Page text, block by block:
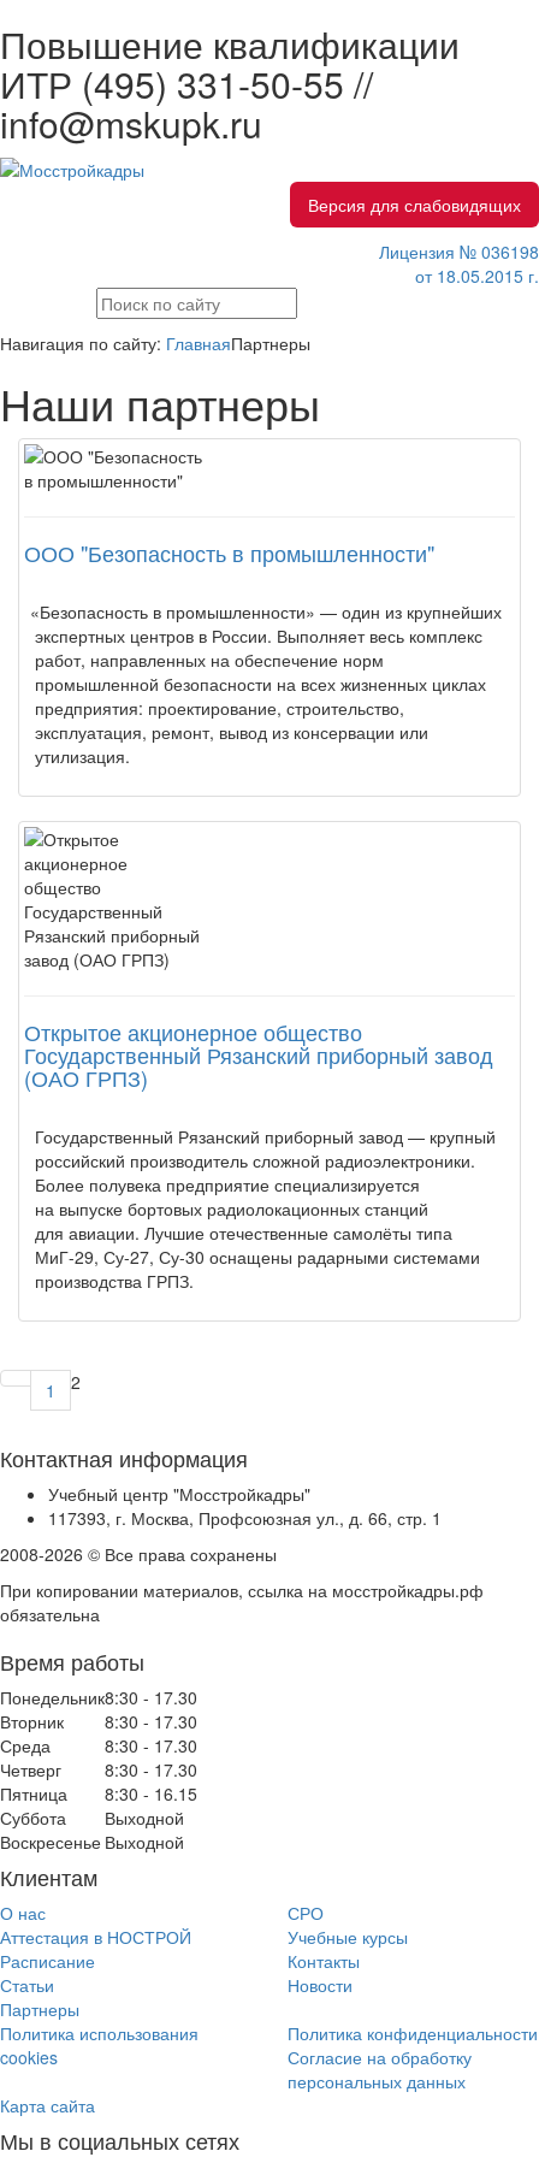
Повышение квалификации
ИТР (495) 331-50-55 //
info@mskupk.ru
Версия для слабовидящих
Лицензия № 036198
от 18.05.2015 г.
Навигация по сайту: ГлавнаяПартнеры
Наши партнеры
ООО "Безопасность в промышленности"
«Безопасность в промышленности» — один из крупнейших
экспертных центров в России. Выполняет весь комплекс
работ, направленных на обеспечение норм
промышленной безопасности на всех жизненных циклах
предприятия: проектирование, строительство,
эксплуатация, ремонт, вывод из консервации или
утилизация.
Открытое акционерное общество
Государственный Рязанский приборный завод
(ОАО ГРПЗ)
Государственный Рязанский приборный завод — крупный
российский производитель сложной радиоэлектроники.
Более полувека предприятие специализируется
на выпуске бортовых радиолокационных станций
для авиации. Лучшие отечественные самолёты типа
МиГ-29, Су-27, Су-30 оснащены радарными системами
производства ГРПЗ.
1 2
Контактная информация
Учебный центр "Мосстройкадры"
117393, г. Москва, Профсоюзная ул., д. 66, стр. 1
2008-2026 © Все права сохранены
При копировании материалов, ссылка на мосстройкадры.рф
обязательна
Время работы
Понедельник8:30 - 17.30
Вторник
8:30 - 17.30
Среда
8:30 - 17.30
Четверг
8:30 - 17.30
Пятница
8:30 - 16.15
Суббота
Выходной
Воскресенье Выходной
Клиентам
О нас
СРО
Аттестация в НОСТРОЙ
Учебные курсы
Расписание
Контакты
Статьи
Новости
Партнеры
Политика использования
cookies
Политика конфиденциальности
Согласие на обработку
персональных данных
Карта сайта
Мы в социальных сетях